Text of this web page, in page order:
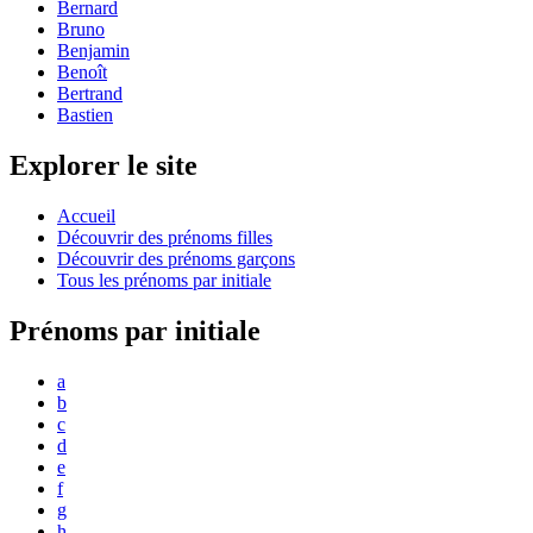
Bernard
Bruno
Benjamin
Benoît
Bertrand
Bastien
Explorer le site
Accueil
Découvrir des prénoms filles
Découvrir des prénoms garçons
Tous les prénoms par initiale
Prénoms par initiale
a
b
c
d
e
f
g